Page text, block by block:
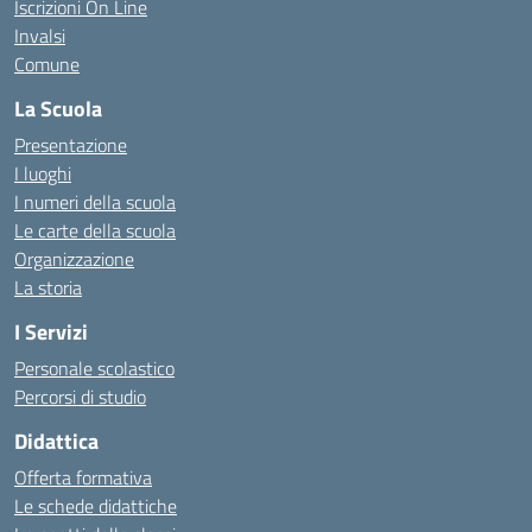
Iscrizioni On Line
Invalsi
Comune
La Scuola
Presentazione
I luoghi
I numeri della scuola
Le carte della scuola
Organizzazione
La storia
I Servizi
Personale scolastico
Percorsi di studio
Didattica
Offerta formativa
Le schede didattiche